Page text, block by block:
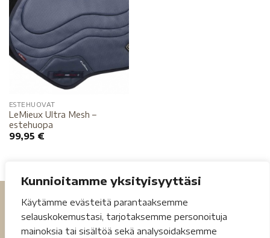
Kunnioitamme yksityisyyttäsi
Käytämme evästeitä parantaaksemme
selauskokemustasi, tarjotaksemme personoituja
mainoksia tai sisältöä sekä analysoidaksemme
ESTEHUOVAT
LeMieux Ultra Mesh –
estehuopa
99,95 €